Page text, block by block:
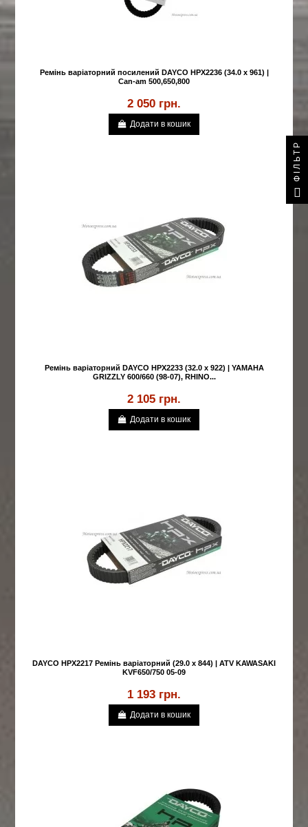
Ремінь варіаторний посилений DAYCO HPX2236 (34.0 x 961) |
Can-am 500,650,800
2 050 грн.
Додати в кошик
Ремінь варіаторний DAYCO HPX2233 (32.0 x 922) | YAMAHA
GRIZZLY 600/660 (98-07), RHINO...
2 105 грн.
Додати в кошик
DAYCO HPX2217 Ремінь варіаторний (29.0 x 844) | ATV KAWASAKI
KVF650/750 05-09
1 193 грн.
Додати в кошик
ФІЛЬТР